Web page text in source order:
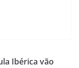
Ibérica vão